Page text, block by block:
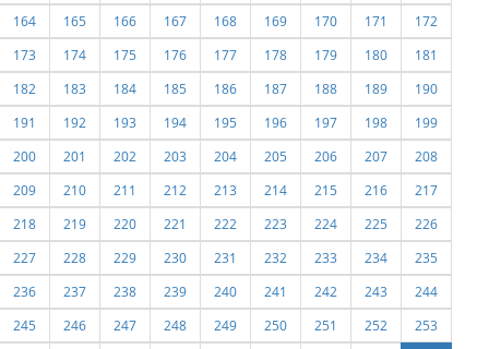
164
165 166 167 168 169 170 171
172
173
174 175 176 177 178 179 180
181
182
183 184 185 186 187 188 189
190
191
192 193 194 195 196 197 198
199
200
201 202 203 204 205 206 207
208
209
210 211 212 213 214 215 216
217
218
219 220 221 222 223 224 225
226
227
228 229 230 231 232 233 234
235
236
237 238 239 240 241 242 243
244
245
246 247 248 249 250 251 252
253